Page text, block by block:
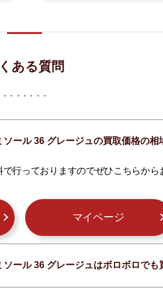
ある質問
ール 36 グレージュの買取価格の相
行っておりますのでぜひこちらから
マイページ
ール 36 グレージュはボロボロでも